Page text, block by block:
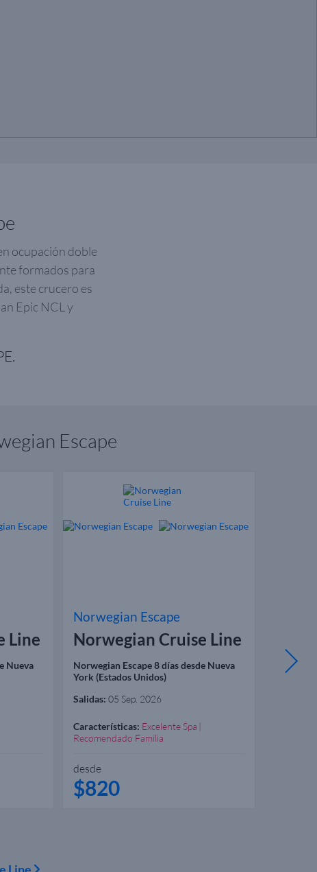
ocupación doble
formados para
este crucero es
Epic NCL y
Escape
Line
Nueva
Norwegian Escape
Norwegian Cruise Line
Norwegian Escape 8 días desde Nueva
York (Estados Unidos)
Salidas: 05 Sep. 2026
Características: Excelente Spa
Recomendado Familia
desde
$820
York
Line